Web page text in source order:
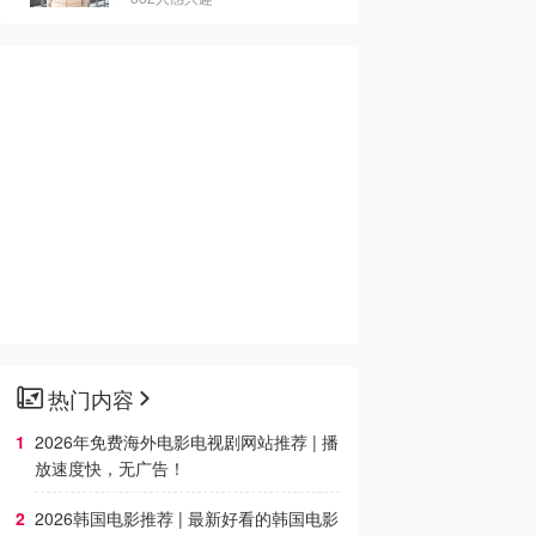
热门内容
2026年免费海外电影电视剧网站推荐 | 播
放速度快，无广告！
2026韩国电影推荐 | 最新好看的韩国电影